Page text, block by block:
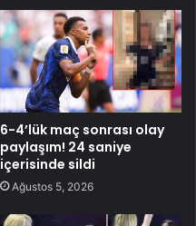
6-4’lük maç sonrası olay
paylaşım! 24 saniye
içerisinde sildi
Ağustos 5, 2026